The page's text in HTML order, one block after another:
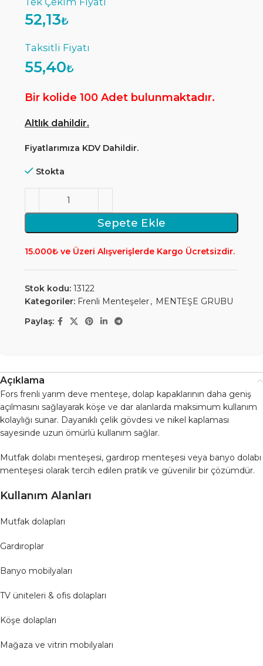
52,13₺
55,40₺
Bir kolide 100 Adet bulunmaktadır.
Altlık dahildir.
Fiyatlarımıza KDV Dahildir.
Stokta
Sepete Ekle
15.000₺ ve Üzeri Alışverişlerde Kargo Ücretsizdir.
Stok kodu: 13122
Kategoriler: Frenli Menteşeler, MENTEŞE GRUBU
Paylaş:
Açıklama
Fors frenli yarım deve menteşe, dolap kapaklarının daha geniş
açılmasını sağlayarak köşe ve dar alanlarda maksimum kullanım
kolaylığı sunar. Dayanıklı çelik gövdesi ve nikel kaplaması
sayesinde uzun ömürlü kullanım sağlar.
Mutfak dolabı menteşesi, gardırop menteşesi veya banyo dolabı
menteşesi olarak tercih edilen pratik ve güvenilir bir çözümdür.
Kullanım Alanları
Mutfak dolapları
Gardıroplar
Banyo mobilyaları
TV üniteleri & ofis dolapları
Köşe dolapları
Mağaza ve vitrin mobilyaları